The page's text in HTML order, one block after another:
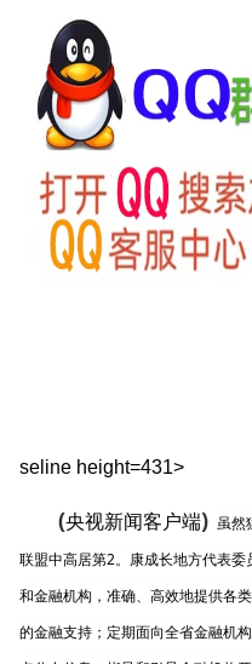
seline height=431>
(央视新闻客户端) 虽然
联盟中高居第2。康成长地方代表
和金融机构，准确、高效地提供各
的金融支持；定期面向全省金融机